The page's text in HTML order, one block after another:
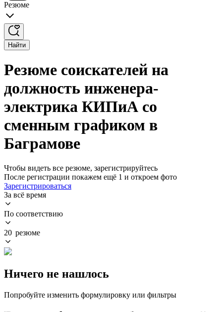
Резюме
Найти
Резюме соискателей на
должность инженера-
электрика КИПиА со
сменным графиком в
Баграмове
Чтобы видеть все резюме, зарегистрируйтесь
После регистрации покажем ещё 1 и откроем фото
Зарегистрироваться
За всё время
По соответствию
20 резюме
Ничего не нашлось
Попробуйте изменить формулировку или фильтры